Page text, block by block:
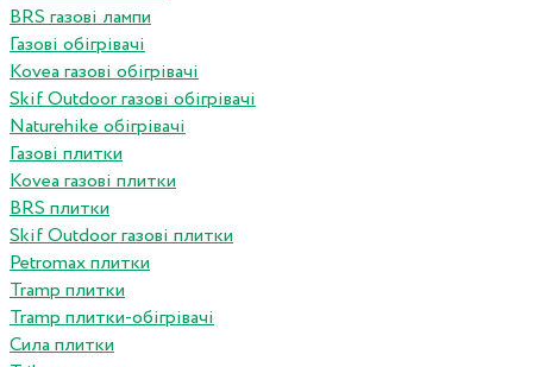
BRS газові лампи
Газові обігрівачі
Kovea газові обігрівачі
Skif Outdoor газові обігрівачі
Naturehike обігрівачі
Газові плитки
Kovea газові плитки
BRS плитки
Skif Outdoor газові плитки
Petromax плитки
Tramp плитки
Tramp плитки-обігрівачі
Сила плитки